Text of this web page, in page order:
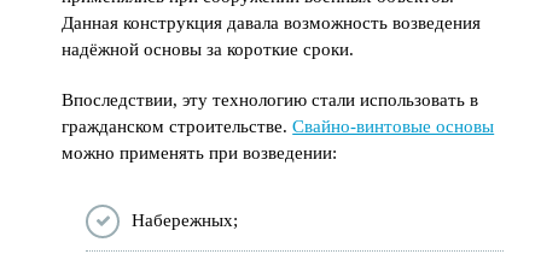
Данная конструкция давала возможность возведения
надёжной основы за короткие сроки.
Впоследствии, эту технологию стали использовать в
гражданском строительстве.Свайно-винтовые основы
можно применять при возведении:
Набережных;